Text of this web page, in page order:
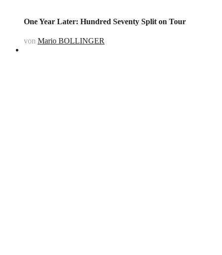
One Year Later: Hundred Seventy Split on Tour
von Mario BOLLINGER